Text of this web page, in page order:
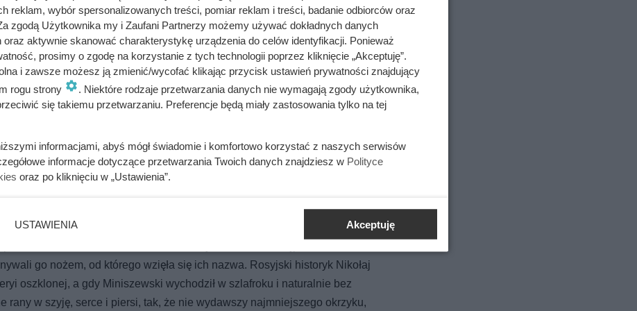
oraz carskich urzędnikach.
Telefon od fałszywego lekarza opóźnił śledztwo o prawie miesiąc
z rąk do rąk. Niewiarygodne losy słynnej skandalistki
drzwiami mieszkania albo w ciemnych zaułkach. Najpierw
go nożem, od którego wzięła się ich nazwa. Rosyjski historyk Nikołaj
oszklonej, a gdy Miniszewski wychodził w szlafroku i naturalnie bez
rany w szyję, serce i piersi, tak, że nie wydawszy najmniejszego okrzyku,
reklam, wybór spersonalizowanych treści, pomiar reklam i treści, badanie odbiorców oraz
zgodą Użytkownika my i Zaufani Partnerzy możemy używać dokładnych danych
oraz aktywnie skanować charakterystykę urządzenia do celów identyfikacji. Ponieważ
prosimy o zgodę na korzystanie z tych technologii poprzez kliknięcie „Akceptuję”.
i zawsze możesz ją zmienić/wycofać klikając przycisk ustawień prywatności znajdujący
rogu strony
. Niektóre rodzaje przetwarzania danych nie wymagają zgody użytkownika,
się takiemu przetwarzaniu. Preferencje będą miały zastosowania tylko na tej
informacjami, abyś mógł świadomie i komfortowo korzystać z naszych serwisów
informacje dotyczące przetwarzania Twoich danych znajdziesz w Polityce
oraz po kliknięciu w „Ustawienia”.
USTAWIENIA Akceptuję